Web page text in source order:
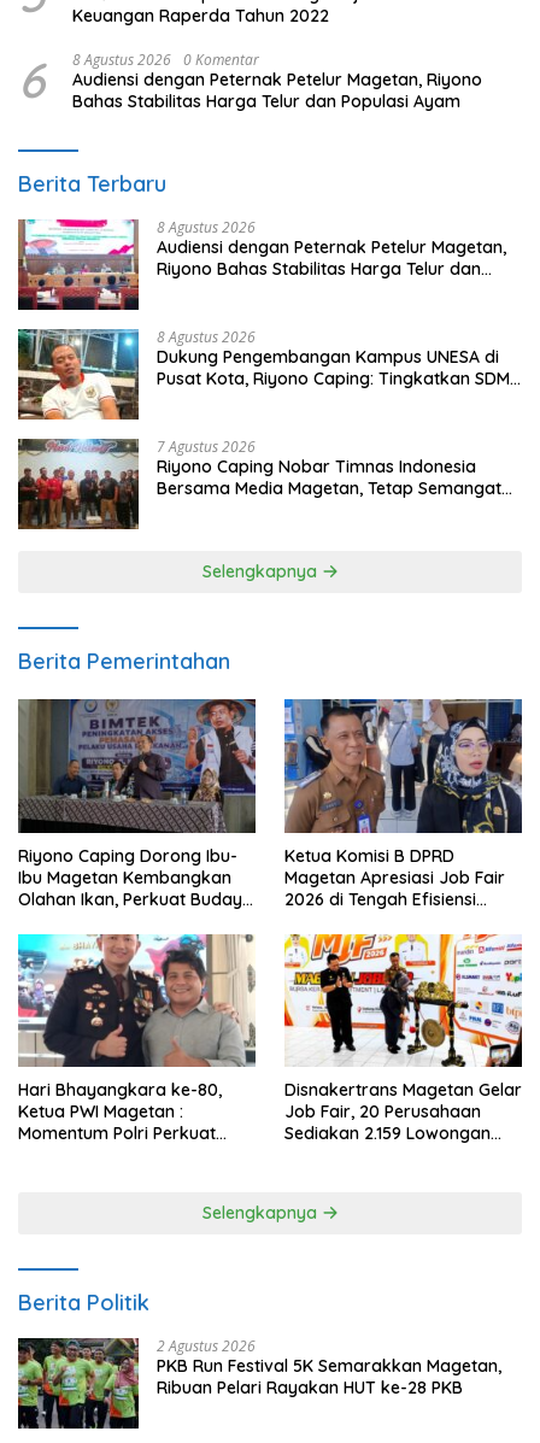
Keuangan Raperda Tahun 2022
6 8 Agustus 2026 0 Komentar
Audiensi dengan Peternak Petelur Magetan, Riyono
Bahas Stabilitas Harga Telur dan Populasi Ayam
Berita Terbaru
8 Agustus 2026
Audiensi dengan Peternak Petelur Magetan,
Riyono Bahas Stabilitas Harga Telur dan
8 Agustus 2026
Dukung Pengembangan Kampus UNESA di
Pusat Kota, Riyono Caping: Tingkatkan SDM
7 Agustus 2026
Riyono Caping Nobar Timnas Indonesia
Bersama Media Magetan, Tetap Semangat
Selengkapnya
Berita Pemerintahan
Riyono Caping Dorong Ibu-
Ibu Magetan Kembangkan
Olahan Ikan, Perkuat Budaya
Ketua Komisi B DPRD
Magetan Apresiasi Job Fair
2026 di Tengah Efisiensi
Hari Bhayangkara ke-80,
Ketua PWI Magetan :
Momentum Polri Perkuat
Disnakertrans Magetan Gelar
Job Fair, 20 Perusahaan
Sediakan 2.159 Lowongan
Selengkapnya
Berita Politik
2 Agustus 2026
PKB Run Festival 5K Semarakkan Magetan,
Ribuan Pelari Rayakan HUT ke-28 PKB